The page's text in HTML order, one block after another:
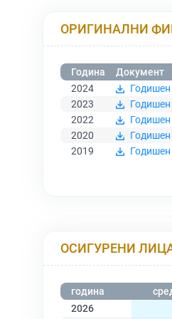
ОРИГИНАЛНИ
Година
Документ
2024
2023
2022
2020
2019
ОСИГУРЕНИ
година
2026